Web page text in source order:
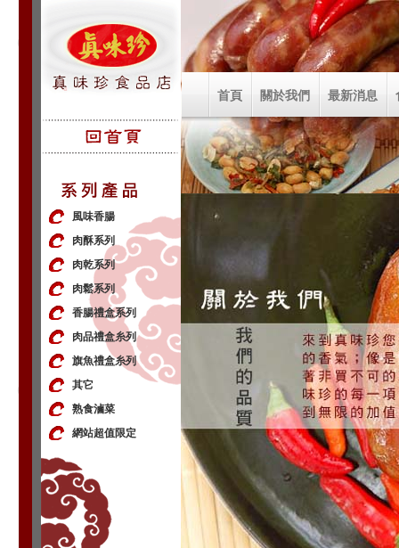
風味香腸
肉酥系列
肉乾系列
肉鬆系列
香腸禮盒系列
肉品禮盒糸列
旗魚禮盒糸列
其它
熟食滷菜
網站超值限定
首頁 關於我們 最新消息